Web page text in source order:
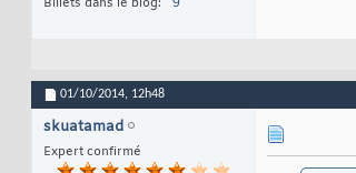
Billets dans le blog
9
01/10/2014, 12h48
skuatamad
Expert confirmé